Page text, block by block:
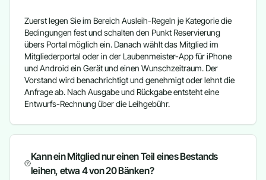
Zuerst legen Sie im Bereich Ausleih-Regeln je Kategorie die
Bedingungen fest und schalten den Punkt Reservierung
übers Portal möglich ein. Danach wählt das Mitglied im
Mitgliederportal oder in der Laubenmeister-App für iPhone
und Android ein Gerät und einen Wunschzeitraum. Der
Vorstand wird benachrichtigt und genehmigt oder lehnt die
Anfrage ab. Nach Ausgabe und Rückgabe entsteht eine
Entwurfs-Rechnung über die Leihgebühr.
Kann ein Mitglied nur einen Teil eines Bestands
leihen, etwa 4 von 20 Bänken?